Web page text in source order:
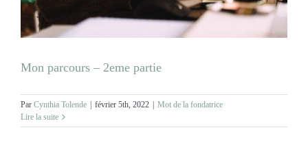
Mon parcours – 2eme partie
Par Cynthia Tolende février 5th, 2022
Mot de la fondatrice
Lire la suite